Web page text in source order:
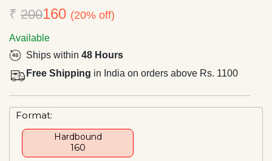
₹ 200160 (20% off)
Available
Ships within 48 Hours
Free Shipping in India on orders above Rs. 1100
Format:
Hardbound
₹160